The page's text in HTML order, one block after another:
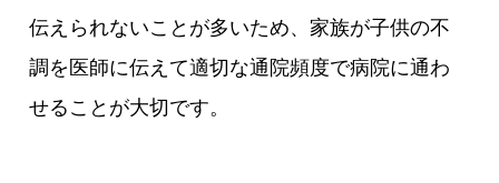
伝えられないことが多いため、家族が子供の不
調を医師に伝えて適切な通院頻度で病院に通わ
せることが大切です。